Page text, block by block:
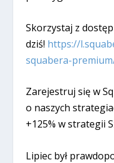
Skorzystaj z
dziś! https://
squabera-
Zarejestruj się w
o naszych
+125% w strategii
Lipiec był